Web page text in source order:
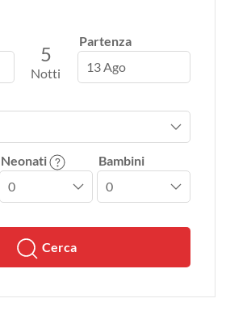
5
Notti
Partenza
13 Ago
Neonati Bambini
Cerca